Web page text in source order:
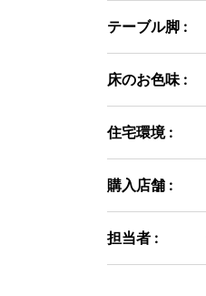
テーブル脚 :
床のお色味 :
住宅環境 :
購入店舗 :
担当者 :